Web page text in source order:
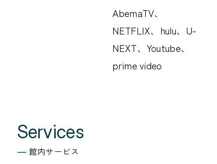
AbemaTV、
NETFLIX、hulu、U-
NEXT、Youtube、
prime video
Services
館内サービス